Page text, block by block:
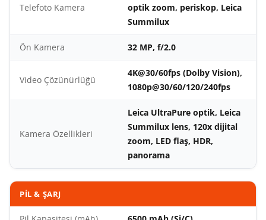
Telefoto Kamera
optik zoom, periskop, Leica
Summilux
Ön Kamera 32 MP, f/2.0
Video Çözünürlüğü
4K@30/60fps (Dolby Vision),
1080p@30/60/120/240fps
Kamera Özellikleri
Leica UltraPure optik, Leica
Summilux lens, 120x dijital
zoom, LED flaş, HDR,
panorama
PIL & ŞARJ